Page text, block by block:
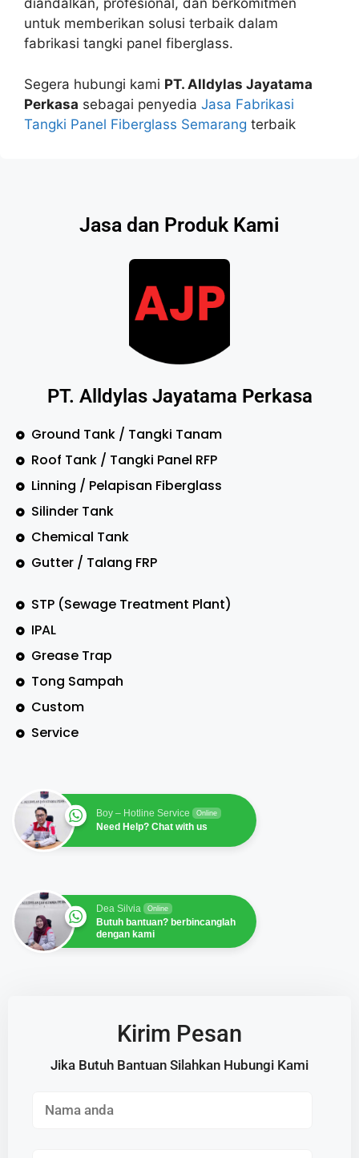
diandalkan, profesional, dan berkomitmen
untuk memberikan solusi terbaik dalam
fabrikasi tangki panel fiberglass.
Segera hubungi kami PT. Alldylas Jayatama
Perkasa sebagai penyedia Jasa Fabrikasi
Tangki Panel Fiberglass Semarang terbaik
Jasa dan Produk Kami
PT. Alldylas Jayatama Perkasa
Ground Tank / Tangki Tanam
Roof Tank / Tangki Panel RFP
Linning / Pelapisan Fiberglass
Silinder Tank
Chemical Tank
Gutter / Talang FRP
STP (Sewage Treatment Plant)
IPAL
Grease Trap
Tong Sampah
Custom
Service
Boy – Hotline Service Online
Need Help? Chat with us
Dea Silvia Online
Butuh bantuan? berbincanglah
dengan kami
Kirim Pesan
Jika Butuh Bantuan Silahkan Hubungi Kami